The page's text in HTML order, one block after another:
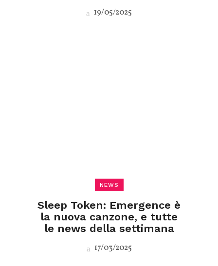
19/05/2025
NEWS
Sleep Token: Emergence è
la nuova canzone, e tutte
le news della settimana
17/03/2025